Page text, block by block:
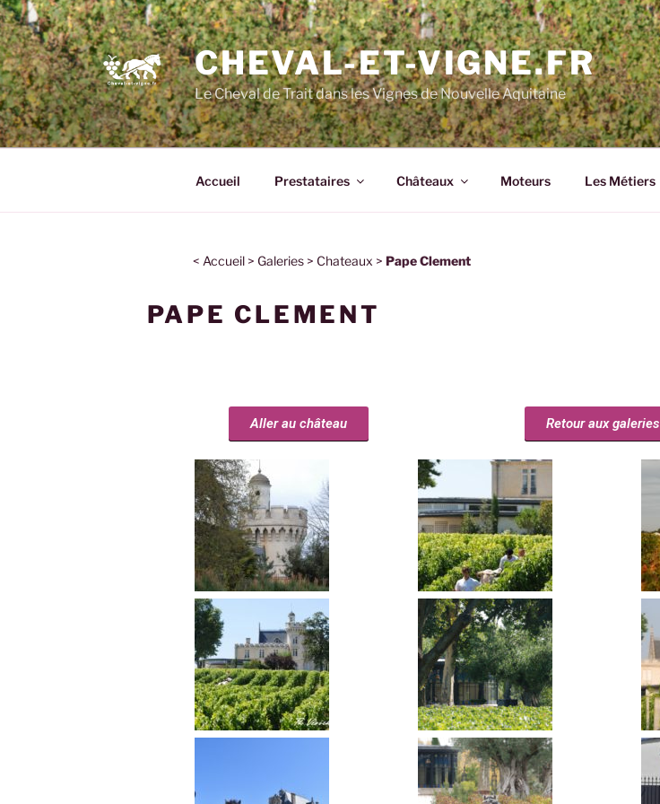
CHEVAL-ET-VIGNE.FR
Le Cheval de Trait dans les Vignes de Nouvelle Aquitaine
Accueil Prestataires Châteaux Moteurs Les Métiers
< Accueil> Galeries> Chateaux > Pape Clement
PAPE CLEMENT
Aller au château Retour aux galeries